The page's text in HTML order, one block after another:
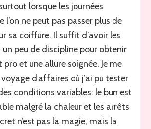
lorsque les journées
l’on ne peut pas passer plus de
sa coiffure. Il suffit d’avoir les
peu de discipline pour obtenir
et une allure soignée. Je me
voyage d’affaires où j’ai pu tester
conditions variables: le bun est
malgré la chaleur et les arrêts
n’est pas la magie, mais la